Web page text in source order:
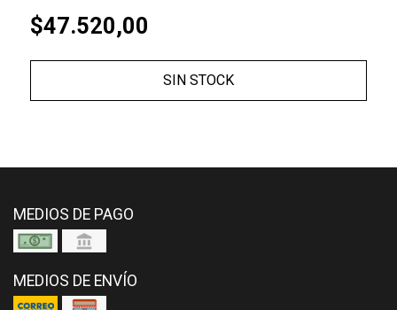
$47.520,00
SIN STOCK
MEDIOS DE PAGO
MEDIOS DE ENVÍO